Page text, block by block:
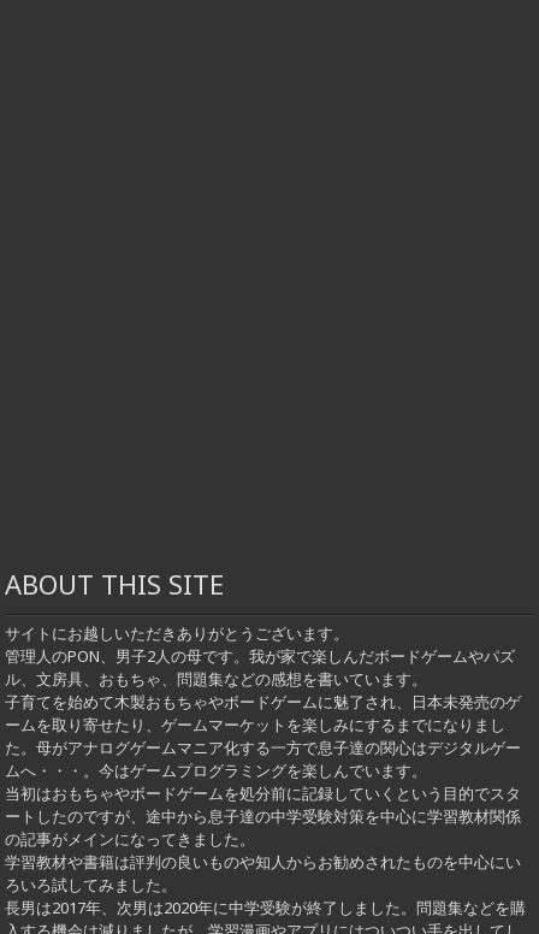
ABOUT THIS SITE
サイトにお越しいただきありがとうございます。
管理人のPON、男子2人の母です。我が家で楽しんだボードゲームやパズ
ル、文房具、おもちゃ、問題集などの感想を書いています。
子育てを始めて木製おもちゃやボードゲームに魅了され、日本未発売のゲ
ームを取り寄せたり、ゲームマーケットを楽しみにするまでになりまし
た。母がアナログゲームマニア化する一方で息子達の関心はデジタルゲー
ムへ・・・。今はゲームプログラミングを楽しんでいます。
当初はおもちゃやボードゲームを処分前に記録していくという目的でスタ
ートしたのですが、途中から息子達の中学受験対策を中心に学習教材関係
の記事がメインになってきました。
学習教材や書籍は評判の良いものや知人からお勧めされたものを中心にい
ろいろ試してみました。
長男は2017年、次男は2020年に中学受験が終了しました。問題集などを購